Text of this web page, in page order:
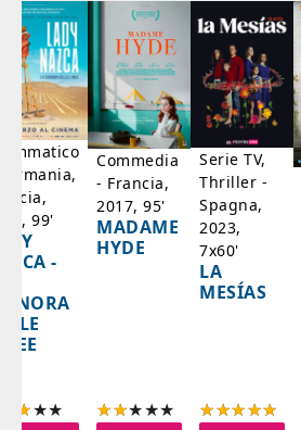
99'
-
Commedia
- Francia,
2017, 95'
MADAME
HYDE
Serie TV,
Thriller -
Spagna,
2023,
7x60'
LA
MESÍAS